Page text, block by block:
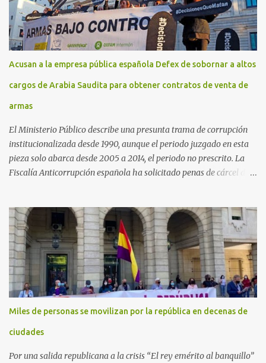
Acusan a la empresa pública española Defex de sobornar a altos
cargos de Arabia Saudita para obtener contratos de venta de
armas
El Ministerio Público describe una presunta trama de corrupción
institucionalizada desde 1990, aunque el periodo juzgado en esta
pieza solo abarca desde 2005 a 2014, el periodo no prescrito. La
Fiscalía Anticorrupción española ha solicitado penas de cárcel de
Arabia Saudita a través de la empresa pública española Defex,
disuelta. El fiscal Conrado Saiz describe en su escrito de
conclusiones cómo la empresa pública Defex pagó comisiones
ilegales a diversas autoridades del régimen árabe entre 2005 y
2014, para obtener a cambio la materialización de los contratos. El
Ministerio Público lleva a cabo esta acusación en una de las piezas
separadas del llamado 'caso Defex', que investiga once ventas
ejecutadas en este periodo, y atribuye a José Ignacio Encinas
Charro, presidente de la compañía pública hasta 2013, los
Miles de personas se movilizan por la república en decenas de
ciudades
Por una salida republicana a la crisis “El rey emérito al banquillo”